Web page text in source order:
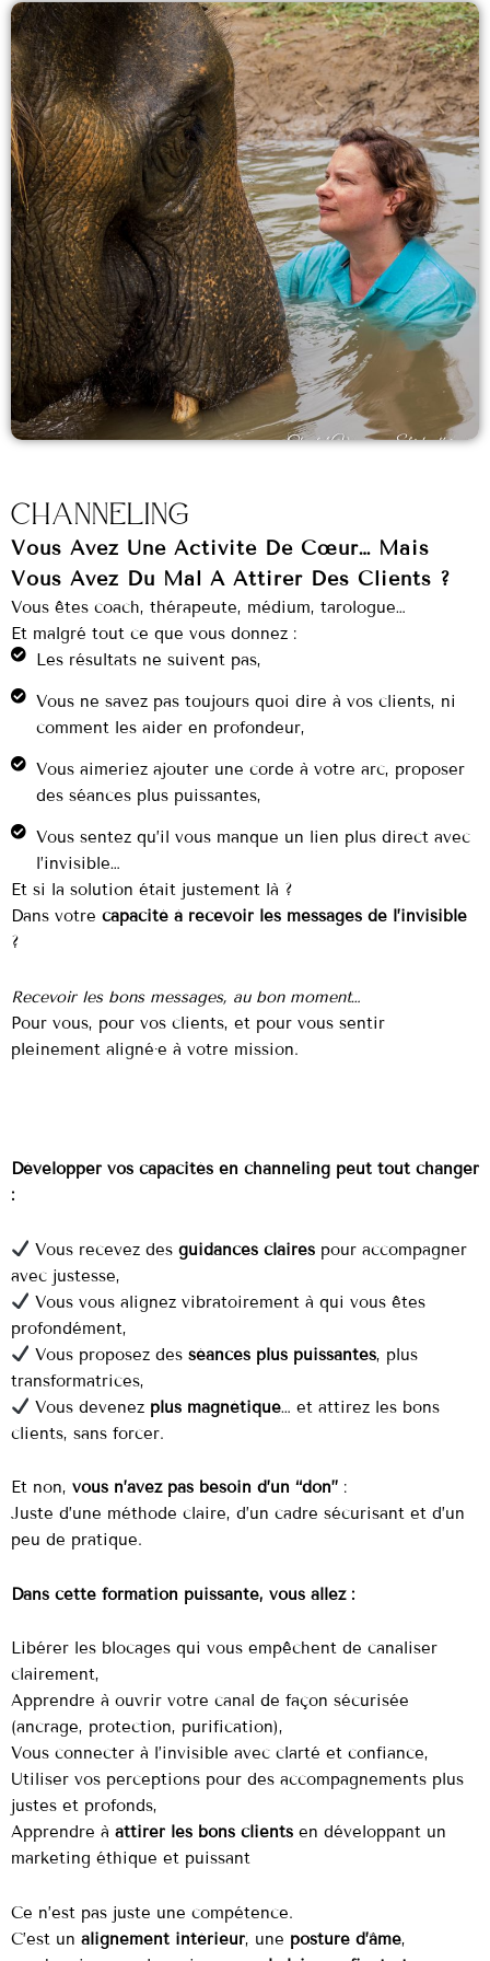
Channeling
Vous Avez Une Activité De Cœur… Mais
Vous Avez Du Mal À Attirer Des Clients ?
Vous êtes coach, thérapeute, médium, tarologue…
Et malgré tout ce que vous donnez :
Les résultats ne suivent pas,
Vous ne savez pas toujours quoi dire à vos clients, ni
comment les aider en profondeur,
Vous aimeriez ajouter une corde à votre arc, proposer
des séances plus puissantes,
Vous sentez qu’il vous manque un lien plus direct avec
l’invisible…
Et si la solution était justement là ?
Dans votre capacité à recevoir les messages de l’invisible
?
Recevoir les bons messages, au bon moment…
Pour vous, pour vos clients, et pour vous sentir
pleinement aligné·e à votre mission.
Développer vos capacités en channeling peut tout changer
:
Vous recevez des guidances clairespour accompagner
avec justesse,
Vous vous alignez vibratoirement à qui vous êtes
profondément,
Vous proposez des séances plus puissantes, plus
transformatrices,
Vous devenez plus magnétique… et attirez les bons
clients, sans forcer.
Et non, vous n’avez pas besoin d’un “don” :
Juste d’une méthode claire, d’un cadre sécurisant et d’un
peu de pratique.
Dans cette formation puissante, vous allez :
Libérer les blocages qui vous empêchent de canaliser
clairement,
Apprendre à ouvrir votre canal de façon sécurisée
(ancrage, protection, purification),
Vous connecter à l’invisible avec clarté et confiance,
Utiliser vos perceptions pour des accompagnements plus
justes et profonds,
Apprendre à attirer les bons clients en développant un
marketing éthique et puissant
Ce n’est pas juste une compétence.
C’est un alignement intérieur, une posture d’âme,